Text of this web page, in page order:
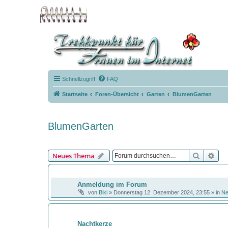
Schnellzugriff FAQ
Startseite Foren-Übersicht Garten BlumenGarten
BlumenGarten
Neues Thema Suche
Anmeldung im Forum
von Biki» Donnerstag 12. Dezember 2024, 23:55» in
Nachtkerze